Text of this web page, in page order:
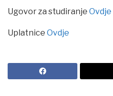
Ugovor za studiranje Ovdje
Uplatnice Ovdje